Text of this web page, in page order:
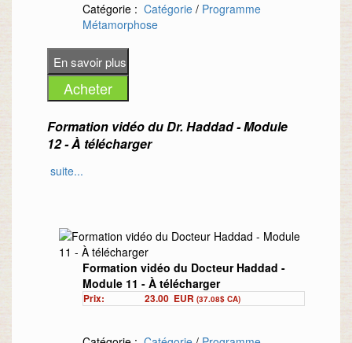
Catégorie : Catégorie / Programme
Métamorphose
Formation vidéo du Dr. Haddad - Module
12 - À télécharger
Suivez facilement et à votre rythme une
modules présente une thématique qui est
discutée en détail.
Ce module est le 12e des 12 modules de
la formation du Dr. Haddad.
suite...
Formation vidéo du Docteur Haddad -
Module 11 - À télécharger
Prix: 23.00 EUR (37.08$ CA)